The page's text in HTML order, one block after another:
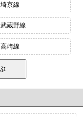
埼京線
武蔵野線
高崎線